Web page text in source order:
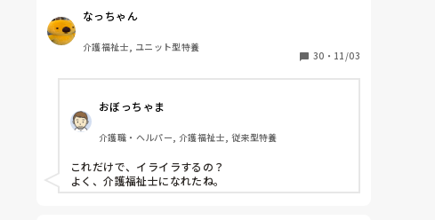
ズボン脱いでるオムツ外し。23:30オムツカバー顔の
横。パットは手すり。ズボンは履いている。リネンは
尿汚染。パジャマはビショビショ。リネン、パジャマ
更衣、オムツ新しいのをする。眠れない様子なので、
ムツ当て直し。臥床させる。
もううんざり。明日は残業頼まれているからホントや
めてほしい。これ打ってたら、イライラ少し解消しま
した。ありがとうございました😊
なっちゃん
介護福祉士, ユニット型特養
30 ・ 11/03
おぼっちゃま
介護職・ヘルパー, 介護福祉士, 従来型特養
これだけで、イライラするの？
よく、介護福祉士になれたね。